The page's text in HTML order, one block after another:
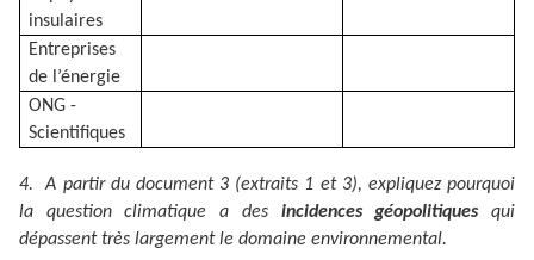
insulaires
Entreprises
de l’énergie
ONG -
Scientifiques
4. A partir du document 3 (extraits 1 et 3), expliquez pourquoi
la question climatique a des incidences géopolitiques qui
dépassent très largement le domaine environnemental.